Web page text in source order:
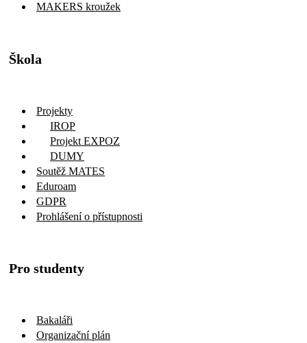
MAKERS kroužek
Škola
Projekty
IROP
Projekt EXPOZ
DUMY
Soutěž MATES
Eduroam
GDPR
Prohlášení o přístupnosti
Pro studenty
Bakaláři
Organizační plán